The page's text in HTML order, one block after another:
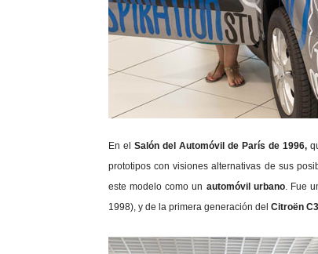
En el Salón del Automóvil de París de 1996,
prototipos con visiones alternativas de sus
este modelo como un automóvil urbano. Fue
1998), y de la primera generación del Citroën C3